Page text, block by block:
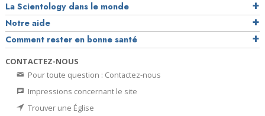
La Scientology dans le monde
Notre aide
Comment rester en bonne santé
CONTACTEZ-NOUS
Pour toute question : Contactez-nous
Impressions concernant le site
Trouver une Église